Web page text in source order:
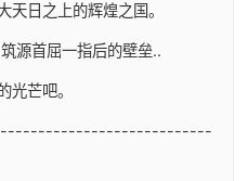
天日之上的辉煌之国。
源首屈一指后的壁垒..
光芒吧。